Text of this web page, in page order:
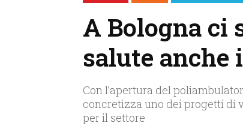
A Bologna ci
salute
Con l’apertura del
concretizza uno dei progetti di
per il settore